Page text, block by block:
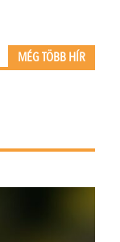
MÉG TÖBB HÍR